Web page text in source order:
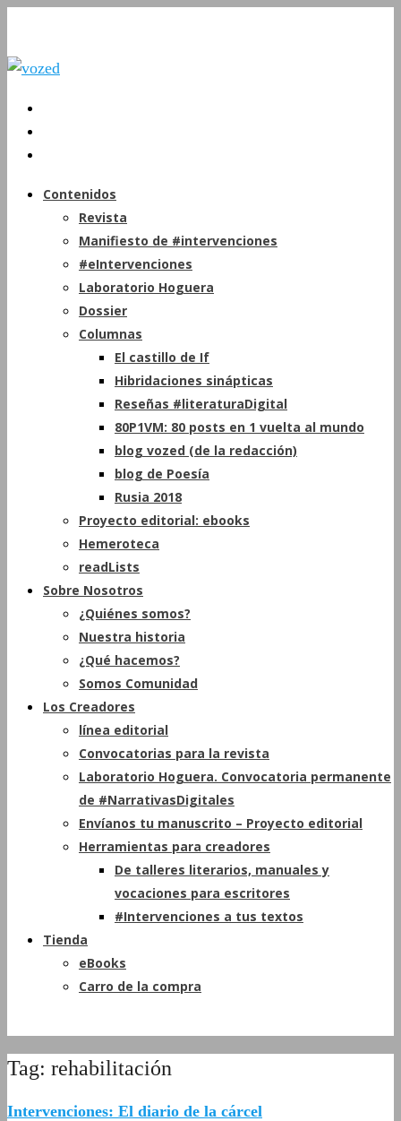
Contenidos
Revista
Manifiesto de #intervenciones
#eIntervenciones
Laboratorio Hoguera
Dossier
Columnas
El castillo de If
Hibridaciones sinápticas
Reseñas #literaturaDigital
80P1VM: 80 posts en 1 vuelta al mundo
blog vozed (de la redacción)
blog de Poesía
Rusia 2018
Proyecto editorial: ebooks
Hemeroteca
readLists
Sobre Nosotros
¿Quiénes somos?
Nuestra historia
¿Qué hacemos?
Somos Comunidad
Los Creadores
línea editorial
Convocatorias para la revista
Laboratorio Hoguera. Convocatoria permanente
de #NarrativasDigitales
Envíanos tu manuscrito – Proyecto editorial
Herramientas para creadores
De talleres literarios, manuales y
vocaciones para escritores
#Intervenciones a tus textos
Tienda
eBooks
Carro de la compra
Tag: rehabilitación
Intervenciones: El diario de la cárcel